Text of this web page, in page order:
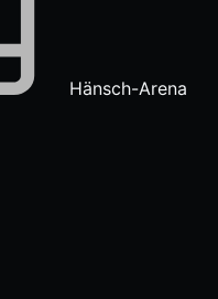
Hänsch-Arena